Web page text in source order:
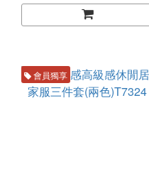
會員獨享